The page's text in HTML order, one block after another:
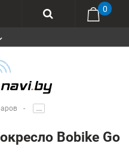
0
.....
Bobike Go